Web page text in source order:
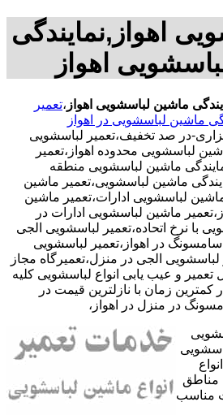
اهواز,نمایندگی
اهواز
ماشین لباسشویی اهواز ،تعمیر
ماشین لباسشویی در اهواز
خانم گلزاری-در صد تخفیف،تعمیر لباسشویی
لباسشویی محدوده اهواز،تعمیر
ماشین لباسشویی منطقه
ماشین لباسشویی،تعمیر ماشین
لباسشویی ادارات،تعمیر ماشین
ماشین لباسشویی ادارات در
با نرخ اتحاده،تعمیر لباسشویی الجی
سامسونگ در اهواز،تعمیر لباسشویی
الجی در منزل،تعمیرگاه مجاز
و عیب یابی انواع لباسشویی کلیه
زمان با نازلترین قیمت در
در منزل در اهواز،
مناطق
مناسب